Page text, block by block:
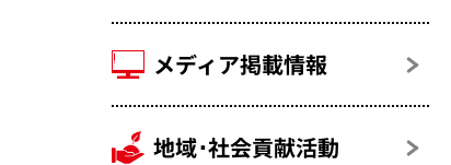
メディア掲載情報
地域･社会貢献活動